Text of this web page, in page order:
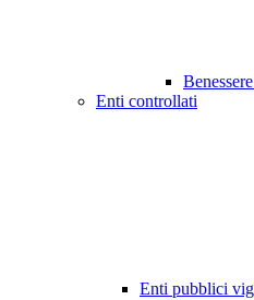
Enti controllati
Enti pubblici